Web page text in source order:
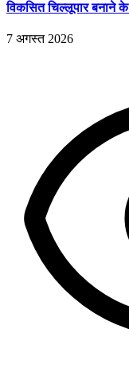
विकसित चिल्लूपार बनाने
7 अगस्त 2026